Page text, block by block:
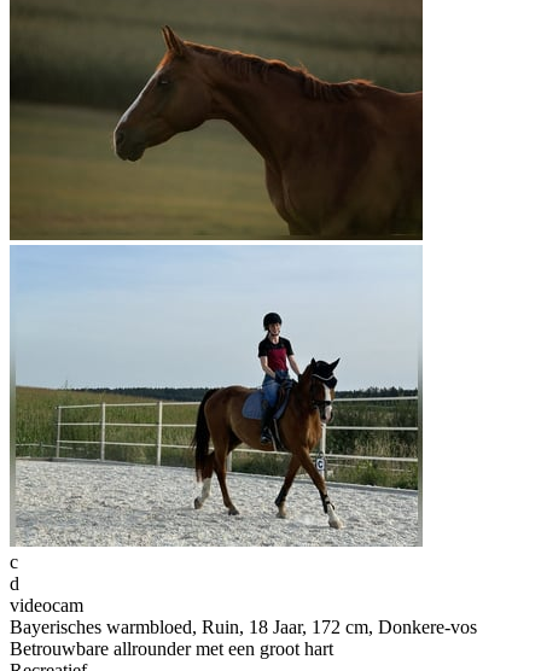
c
d
videocam
Bayerisches warmbloed, Ruin, 18 Jaar, 172 cm, Donkere-vos
Betrouwbare allrounder met een groot hart